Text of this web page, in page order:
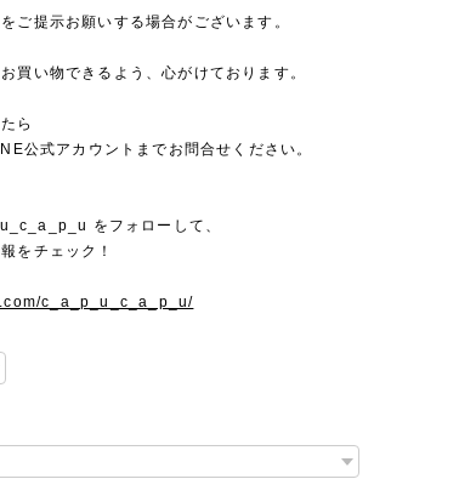
ご提示お願いする場合がございます。
買い物できるよう、心がけております。
ら
公式アカウントまでお問合せください。
をフォローして、
をチェック！
c_a_p_u_c_a_p_u/